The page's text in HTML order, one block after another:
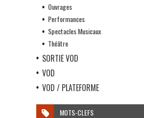
Ouvrages
Performances
Spectacles Musicaux
Théâtre
SORTIE VOD
VOD
VOD / PLATEFORME
MOTS-CLEFS